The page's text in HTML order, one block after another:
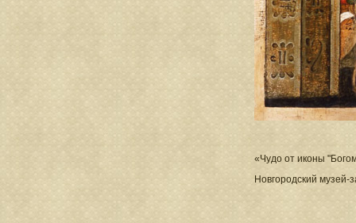
«Чудо от иконы
Новгородский музей-